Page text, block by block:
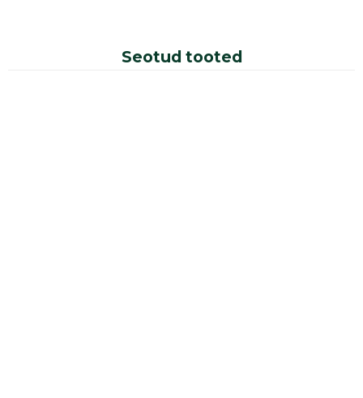
Seotud tooted